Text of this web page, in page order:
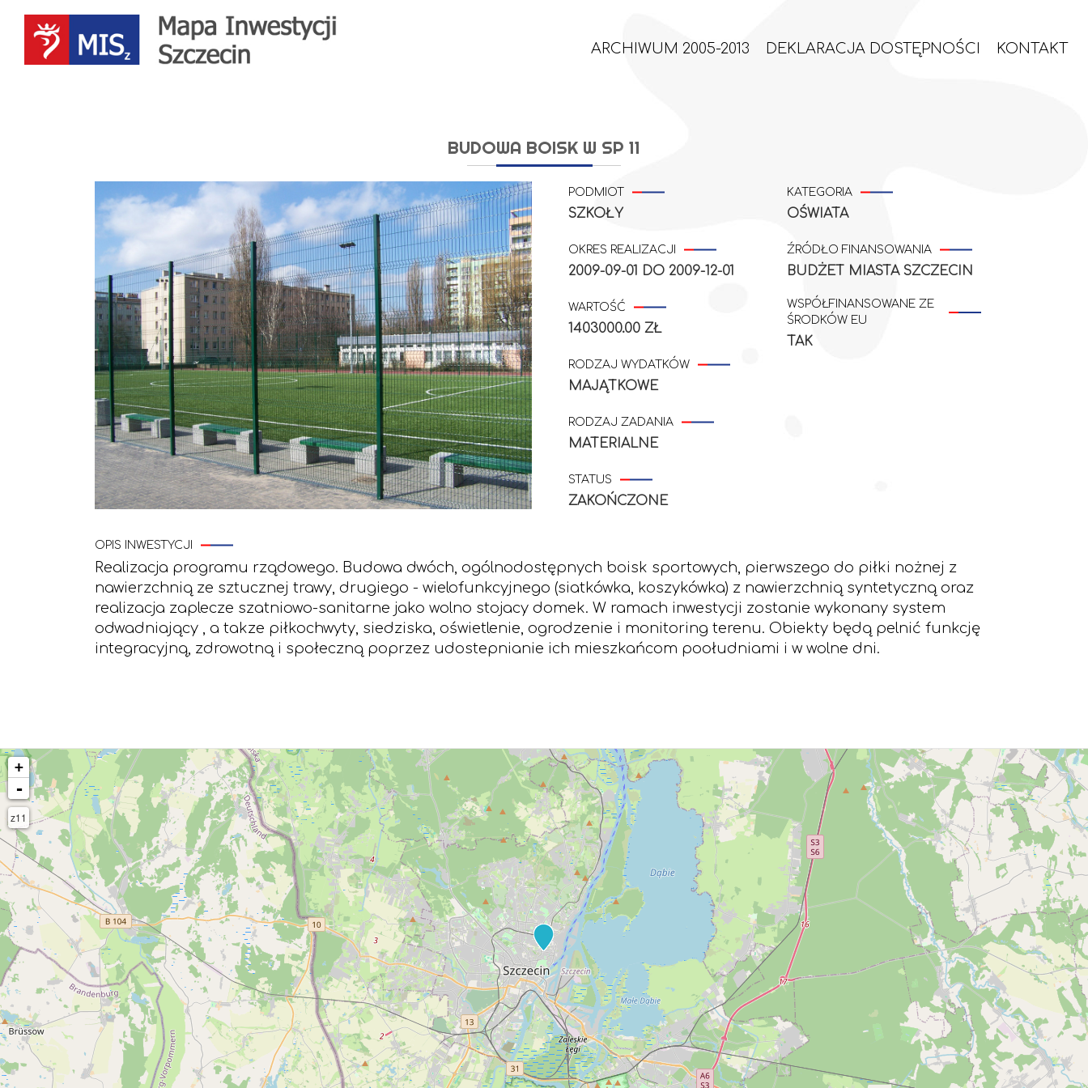
ARCHIWUM 2005-2013 DEKLARACJA DOSTĘPNOŚCI KONTAKT
BUDOWA BOISK W SP 11
PODMIOT
SZKOŁY
OKRES REALIZACJI
2009-09-01 DO 2009-12-01
WARTOŚĆ
1403000.00 ZŁ
RODZAJ WYDATKÓW
MAJĄTKOWE
RODZAJ ZADANIA
MATERIALNE
STATUS
ZAKOŃCZONE
KATEGORIA
OŚWIATA
ŹRÓDŁO FINANSOWANIA
BUDŻET MIASTA SZCZECIN
WSPÓŁFINANSOWANE ZE
ŚRODKÓW EU
TAK
OPIS INWESTYCJI
Realizacja programu rządowego. Budowa dwóch, ogólnodostępnych boisk sportowych, pierwszego do piłki nożnej z
nawierzchnią ze sztucznej trawy, drugiego - wielofunkcyjnego (siatkówka, koszykówka) z nawierzchnią syntetyczną oraz
realizacja zaplecze szatniowo-sanitarne jako wolno stojacy domek. W ramach inwestycji zostanie wykonany system
odwadniający , a takze piłkochwyty, siedziska, oświetlenie, ogrodzenie i monitoring terenu. Obiekty będą pelnić funkcję
integracyjną, zdrowotną i społeczną poprzez udostepnianie ich mieszkańcom poołudniami i w wolne dni.
+
-
z11